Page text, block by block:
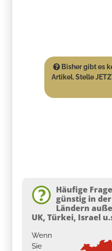
Bisher gibt es
Artikel. Stelle
Häufige
günstig in
Ländern
UK, Türkei, Israel
Wenn
Sie